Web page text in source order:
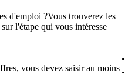
d'emploi ?Vous trouverez les
l'étape qui vous intéresse
vous devez saisir au moins